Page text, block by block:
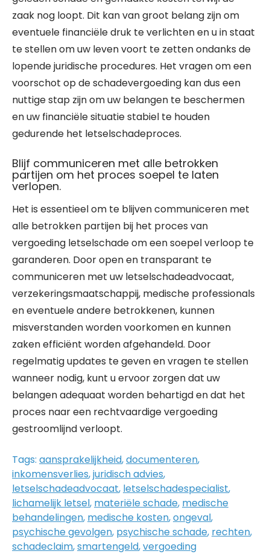
zaak nog loopt. Dit kan van groot belang zijn om
eventuele financiële druk te verlichten en u in staat
te stellen om uw leven voort te zetten ondanks de
lopende juridische procedures. Het vragen om een
voorschot op de schadevergoeding kan dus een
nuttige stap zijn om uw belangen te beschermen
en uw financiële situatie stabiel te houden
gedurende het letselschadeproces.
Blijf communiceren met alle betrokken
partijen om het proces soepel te laten
verlopen.
Het is essentieel om te blijven communiceren met
alle betrokken partijen bij het proces van
vergoeding letselschade om een soepel verloop te
garanderen. Door open en transparant te
communiceren met uw letselschadeadvocaat,
verzekeringsmaatschappij, medische professionals
en eventuele andere betrokkenen, kunnen
misverstanden worden voorkomen en kunnen
zaken efficiënt worden afgehandeld. Door
regelmatig updates te geven en vragen te stellen
wanneer nodig, kunt u ervoor zorgen dat uw
belangen adequaat worden behartigd en dat het
proces naar een rechtvaardige vergoeding
gestroomlijnd verloopt.
Tags: aansprakelijkheid,documenteren,
inkomensverlies,juridisch advies,
letselschadeadvocaat, letselschadespecialist,
lichamelijk letsel, materiële schade, medische
behandelingen, medische kosten,ongeval,
psychische gevolgen, psychische schade, rechten,
schadeclaim,smartengeld,vergoeding